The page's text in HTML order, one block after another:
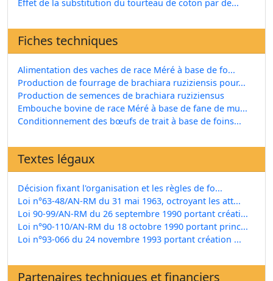
Effet de la substitution du tourteau de coton par de...
Fiches techniques
Alimentation des vaches de race Méré à base de fo...
Production de fourrage de brachiara ruziziensis pour...
Production de semences de brachiara ruziziensus
Embouche bovine de race Méré à base de fane de mu...
Conditionnement des bœufs de trait à base de foins...
Textes légaux
Décision fixant l'organisation et les règles de fo...
Loi n°63-48/AN-RM du 31 mai 1963, octroyant les att...
Loi 90-99/AN-RM du 26 septembre 1990 portant créati...
Loi n°90-110/AN-RM du 18 octobre 1990 portant princ...
Loi n°93-066 du 24 novembre 1993 portant création ...
Partenaires techniques et financiers